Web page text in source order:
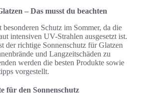
– Das musst du beachten
Schutz im Sommer, da die
intensiven UV-Strahlen ausgesetzt ist.
der richtige Sonnenschutz für Glatzen
und Langzeitschäden zu
werden die besten Produkte sowie
vorgestellt.
für den Sonnenschutz